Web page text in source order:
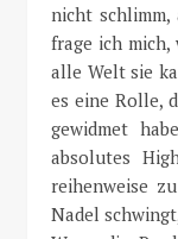
nicht schlimm,
frage ich mich,
alle Welt sie
es eine Rolle,
gewidmet
absolutes
reihenweise
Nadel